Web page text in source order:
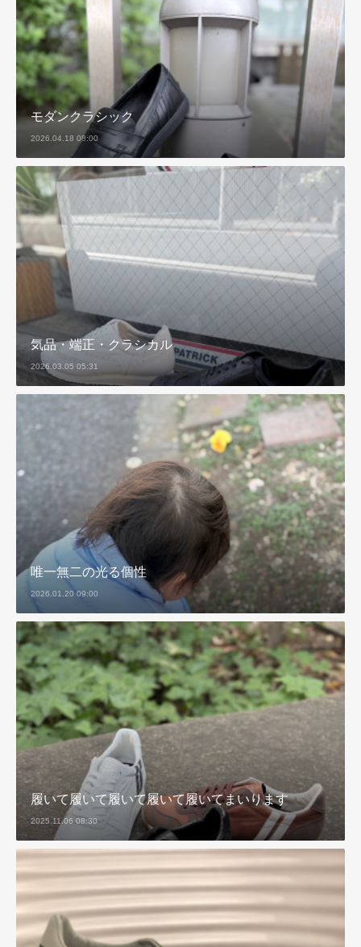
モダンクラシック
2026.04.18 08:00
気品・端正・クラシカル
2026.03.05 05:31
唯一無二の光る個性
2026.01.20 09:00
履いて履いて履いて履いて履いてまいります
2025.11.06 08:30